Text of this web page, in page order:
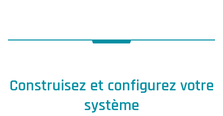
Construisez et configurez votre
système